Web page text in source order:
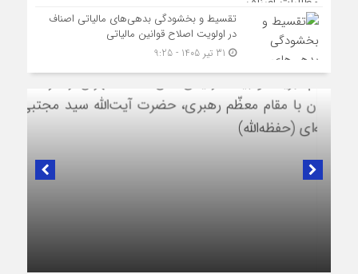
تقسیط و بخشودگی بدهی‌های مالیاتی اصناف
در اولویت اصلاح قوانین مالیاتی
در لبیک به تصمیم سرنوشت‌ساز مجلس خبرگان رهبری؛